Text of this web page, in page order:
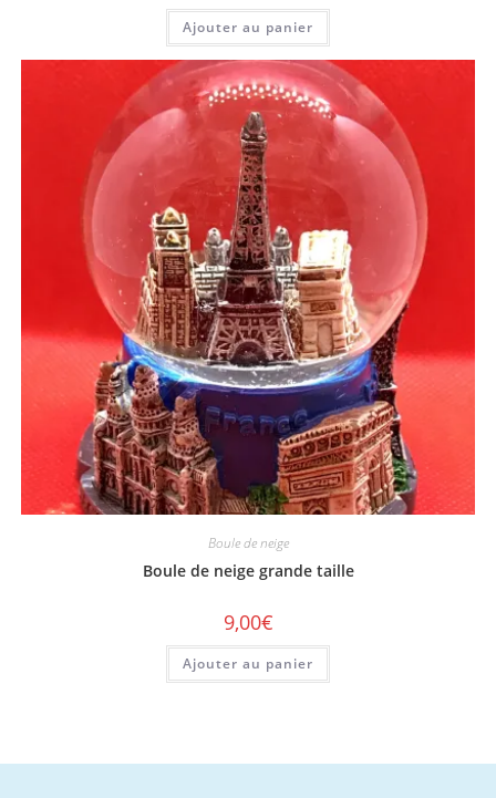
Ajouter au panier
Boule de neige
Boule de neige grande taille
9,00€
Ajouter au panier